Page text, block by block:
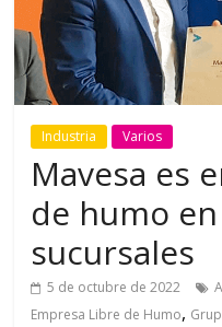
Industria Varios
Mavesa es
de humo
sucursales
5 de octubre de 2022
Empresa Libre de Humo,